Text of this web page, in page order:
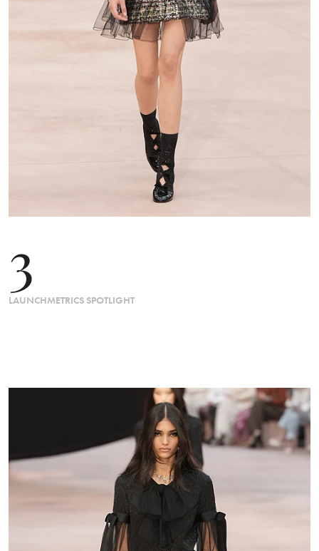
3
LAUNCHMETRICS SPOTLIGHT